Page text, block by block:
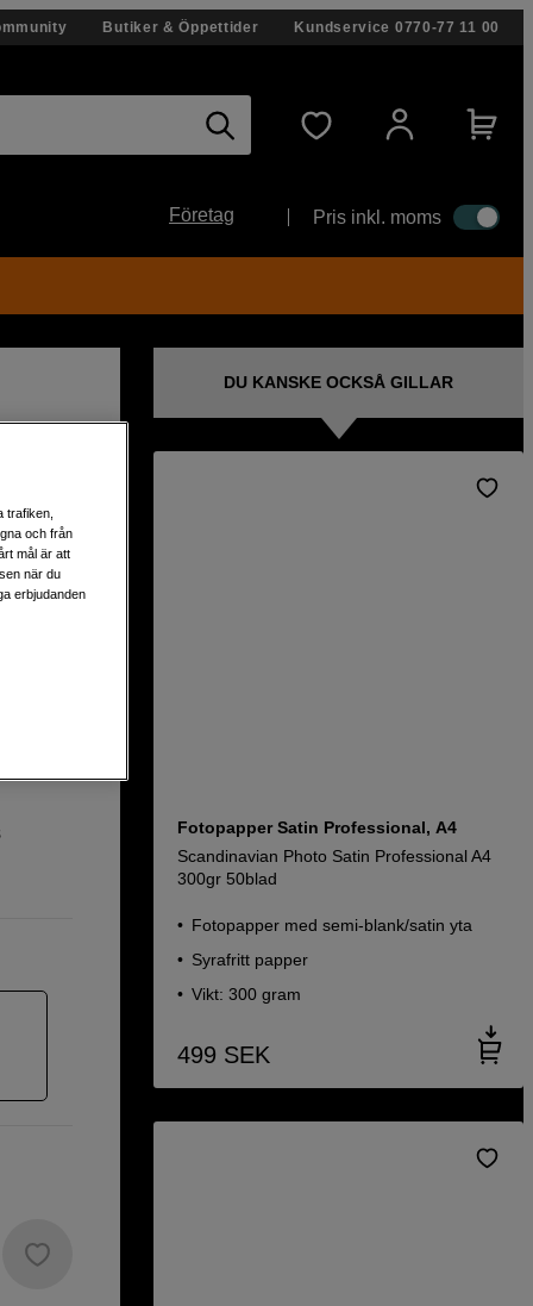
Butiker & Öppettider Kundservice 0770-77 11 00
Företag Pris inkl. moms
DU KANSKE OCKSÅ GILLAR
Fotopapper Satin Professional, A4
Scandinavian Photo Satin Professional A4
300gr 50blad
Fotopapper med semi-blank/satin yta
Syrafritt papper
Vikt: 300 gram
499 SEK
trafiken,
och från
mål är att
när du
erbjudanden